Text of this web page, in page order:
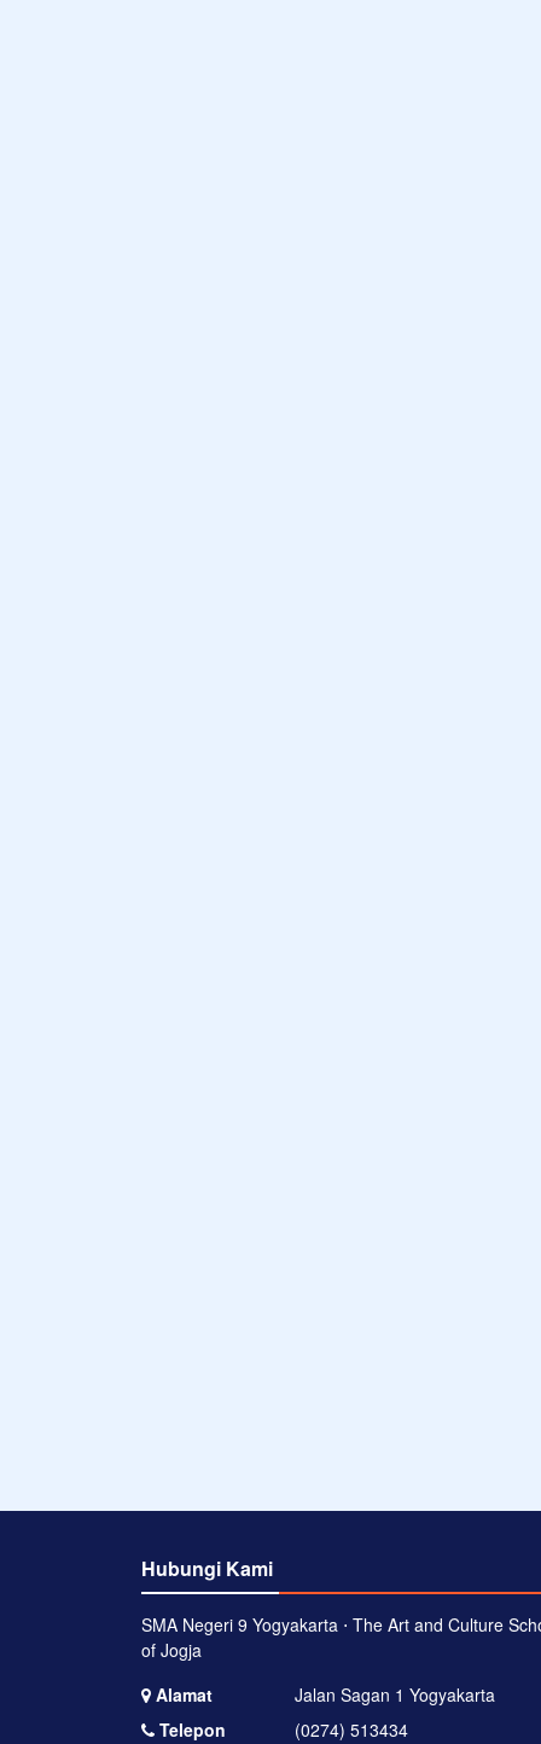
Hubungi Kami
SMA Negeri 9 Yogyakarta ⋅ The Art and Culture
of Jogja
Alamat
Jalan Sagan 1 Yogyakarta
Telepon
(0274) 513434